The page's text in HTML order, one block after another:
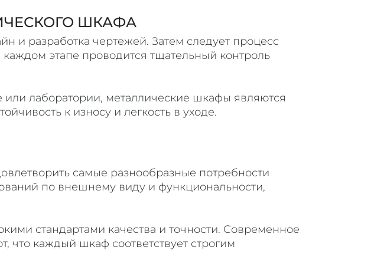
ШКАФА
и разработка чертежей. Затем следует процесс
этапе проводится тщательный контроль
лаборатории, металлические шкафы являются
к износу и легкость в уходе.
самые разнообразные потребности
по внешнему виду и функциональности,
стандартами качества и точности. Современное
что каждый шкаф соответствует строгим